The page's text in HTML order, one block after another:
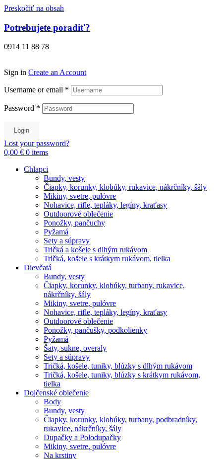
Preskočiť na obsah
Potrebujete poradiť?
0914 11 88 78
Sign in Create an Account
Username or email *
Password *
Login
Lost your password?
0,00 € 0 items
Chlapci
Bundy, vesty
Čiapky, korunky, klobúky, rukavice, nákrčníky, šály
Mikiny, svetre, pulóvre
Nohavice, rifle, tepláky, legíny, kraťasy
Outdoorové oblečenie
Ponožky, pančuchy
Pyžamá
Sety a súpravy
Tričká a košele s dlhým rukávom
Tričká, košele s krátkym rukávom, tielka
Dievčatá
Bundy, vesty
Čiapky, korunky, klobúky, turbany, rukavice,
nákrčníky, šály
Mikiny, svetre, pulóvre
Nohavice, rifle, tepláky, legíny, kraťasy
Outdoorové oblečenie
Ponožky, pančušky, podkolienky
Pyžamá
Šaty, sukne, overaly
Sety a súpravy
Tričká, košele, tuniky, blúzky s dlhým rukávom
Tričká, košele, tuniky, blúzky s krátkym rukávom,
tielka
Dojčenské oblečenie
Body
Bundy, vesty
Čiapky, korunky, klobúky, turbany, podbradníky,
rukavice, nákrčníky, šály
Dupačky a Polodupačky
Mikiny, svetre, pulóvre
Na krstiny